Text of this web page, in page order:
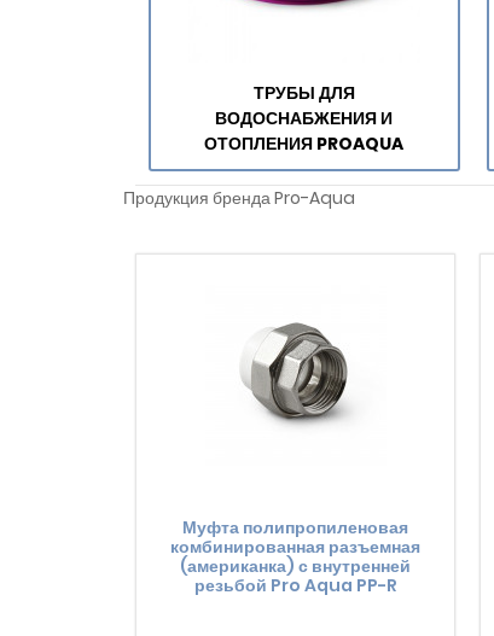
ТРУБЫ ДЛЯ
ВОДОСНАБЖЕНИЯ И
ОТОПЛЕНИЯ PROAQUA
Продукция бренда Pro-Aqua
Муфта полипропиленовая
комбинированная разъемная
(американка) с внутренней
резьбой Pro Aqua PP-R